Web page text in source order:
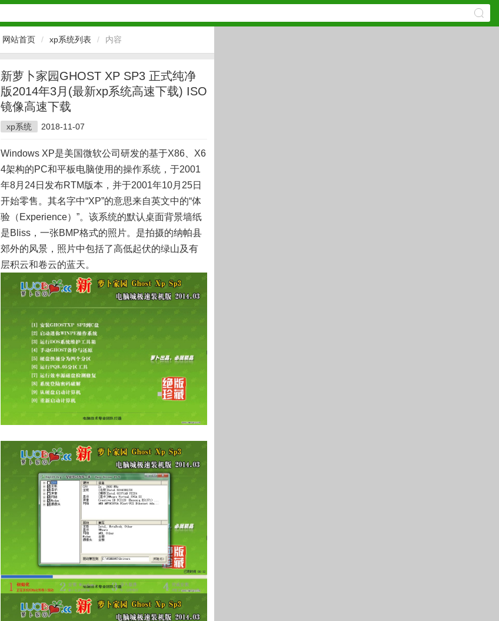
网站首页 / xp系统列表 / 内容
新萝卜家园GHOST XP SP3 正式纯净
版2014年3月(最新xp系统高速下载) ISO
镜像高速下载
xp系统 2018-11-07
Windows XP是美国微软公司研发的基于X86、X6
4架构的PC和平板电脑使用的操作系统，于2001
年8月24日发布RTM版本，并于2001年10月25日
开始零售。其名字中“XP”的意思来自英文中的“体
验（Experience）”。该系统的默认桌面背景墙纸
是Bliss，一张BMP格式的照片。是拍摄的纳帕县
郊外的风景，照片中包括了高低起伏的绿山及有
层积云和卷云的蓝天。